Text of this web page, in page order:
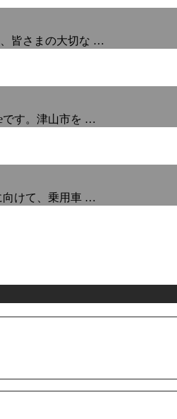
皆さまの大切な …
です。津山市を …
向けて、乗用車 …